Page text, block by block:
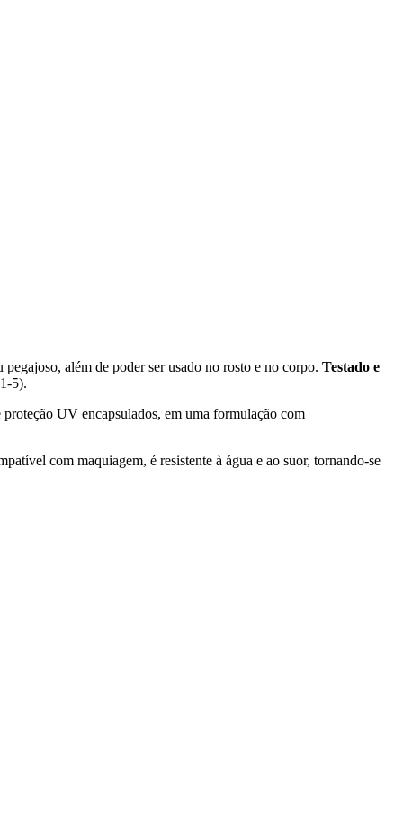
além de poder ser usado no rosto e no corpo. Testado e
5).
UV encapsulados, em uma formulação com
com maquiagem, é resistente à água e ao suor, tornando-se